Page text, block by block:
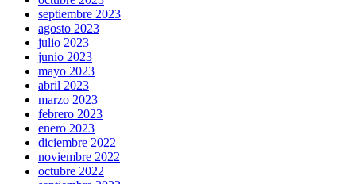
septiembre 2023
agosto 2023
julio 2023
junio 2023
mayo 2023
abril 2023
marzo 2023
febrero 2023
enero 2023
diciembre 2022
noviembre 2022
octubre 2022